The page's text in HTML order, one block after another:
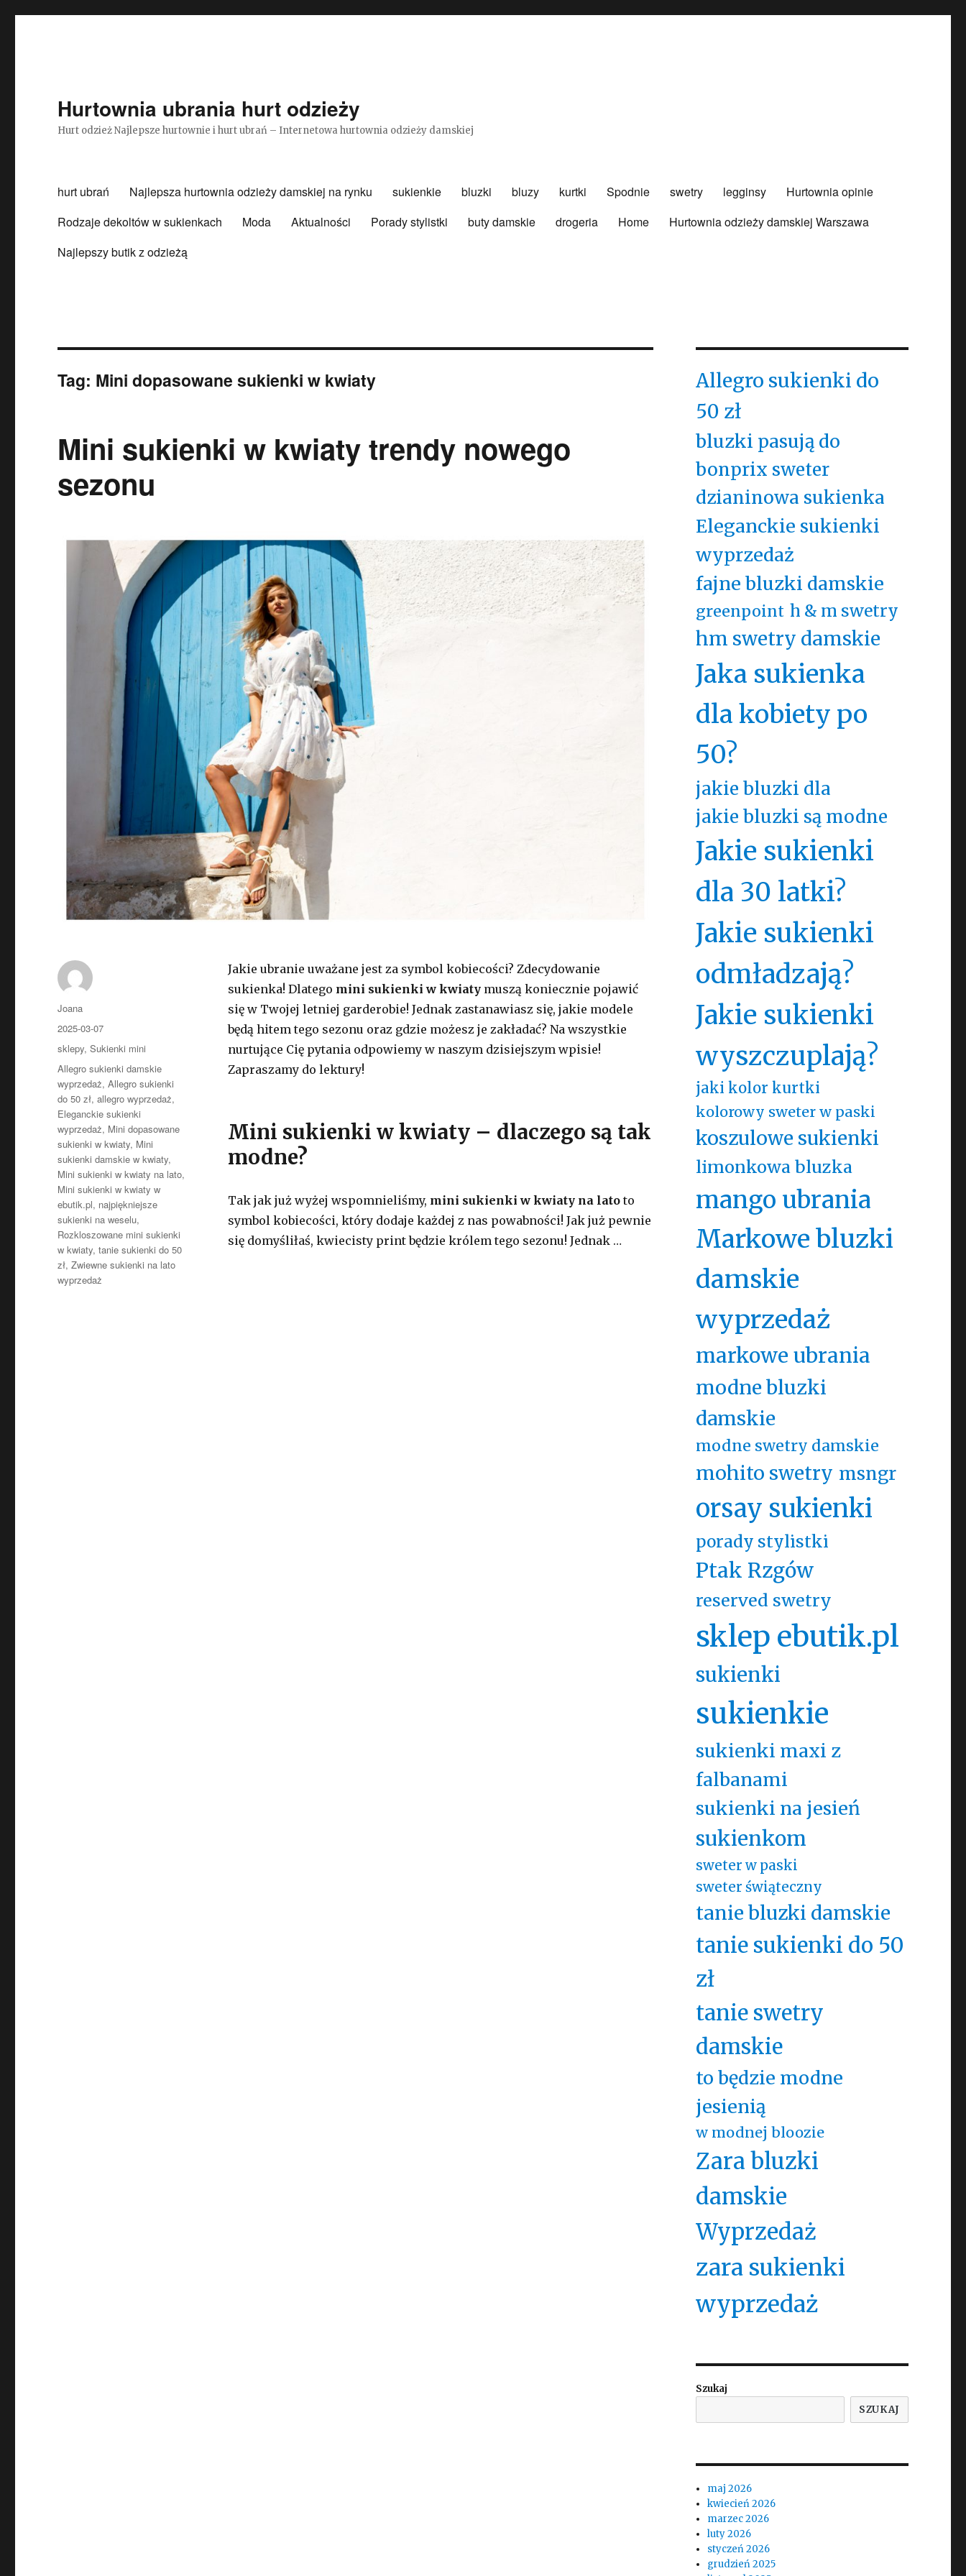
Hurtownia ubrania hurt odzieży
Hurt odzież Najlepsze hurtownie i hurt ubrań – Internetowa hurtownia odzieży damskiej
hurt ubrań Najlepsza hurtownia odzieży damskiej na rynku sukienkie bluzki bluzy kurtki Spodnie swetry legginsy
Hurtownia opinie
Rodzaje dekoltów w sukienkach
Moda Aktualności Porady stylistki buty damskie drogeria Home
Hurtownia odzieży damskiej Warszawa
Najlepszy butik z odzieżą
Tag: Mini dopasowane sukienki w kwiaty
Mini sukienki w kwiaty trendy nowego
sezonu
Jakie ubranie uważane jest za symbol kobiecości? Zdecydowanie
sukienka! Dlatego mini sukienki w kwiatymuszą koniecznie pojawić
się w Twojej letniej garderobie! Jednak zastanawiasz się, jakie modele
będą hitem tego sezonu oraz gdzie możesz je zakładać? Na wszystkie
nurtujące Cię pytania odpowiemy w naszym dzisiejszym wpisie!
Zapraszamy do lektury!
Mini sukienki w kwiaty – dlaczego są tak
modne?
Tak jak już wyżej wspomnieliśmy, mini sukienki w kwiaty na latoto
symbol kobiecości, który dodaje każdej z nas powabności! Jak już pewnie
się domyśliłaś, kwiecisty print będzie królem tego sezonu! Jednak …
Autor
Joana
Opublikowano
2025-03-07
Kategorie
sklepy,Sukienki mini
Tagi
Allegro sukienki damskie
wyprzedaż,Allegro sukienki
do 50 zł,allegro wyprzedaż,
Eleganckie sukienki
wyprzedaż, Mini dopasowane
sukienki w kwiaty, Mini
sukienki damskie w kwiaty,
Mini sukienki w kwiaty na lato,
Mini sukienki w kwiaty w
ebutik.pl, najpiękniejsze
sukienki na weselu,
Rozkloszowane mini sukienki
w kwiaty,tanie sukienki do 50
zł,Zwiewne sukienki na lato
wyprzedaż
Allegro sukienki do
50 zł
bluzki pasują do
bonprix sweter
dzianinowa sukienka
Eleganckie sukienki
wyprzedaż
fajne bluzki damskie
greenpoint h & m swetry
hm swetry damskie
Jaka sukienka
dla kobiety po
50?
jakie bluzki dla
jakie bluzki są modne
Jakie sukienki
dla 30 latki?
Jakie sukienki
odmładzają?
Jakie sukienki
wyszczuplają?
jaki kolor kurtki
kolorowy sweter w paski
koszulowe sukienki
limonkowa bluzka
mango ubrania
Markowe bluzki
damskie
wyprzedaż
markowe ubrania
modne bluzki
damskie
modne swetry damskie
mohito swetry msngr
orsay sukienki
porady stylistki
Ptak Rzgów
reserved swetry
sklep ebutik.pl
sukienki
sukienkie
sukienki maxi z
falbanami
sukienki na jesień
sukienkom
sweter w paski
sweter świąteczny
tanie bluzki damskie
tanie sukienki do 50
zł
tanie swetry
damskie
to będzie modne
jesienią
w modnej bloozie
Zara bluzki
damskie
Wyprzedaż
zara sukienki
wyprzedaż
Szukaj
SZUKAJ
maj 2026
kwiecień 2026
marzec 2026
luty 2026
styczeń 2026
grudzień 2025